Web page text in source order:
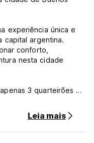
experiência única e
capital argentina.
conforto,
nesta cidade
3 quarteirões da
caminhar com calma,
e outlets enquanto
Leia mais